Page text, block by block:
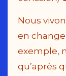
Nous
en
exemple,
qu’après